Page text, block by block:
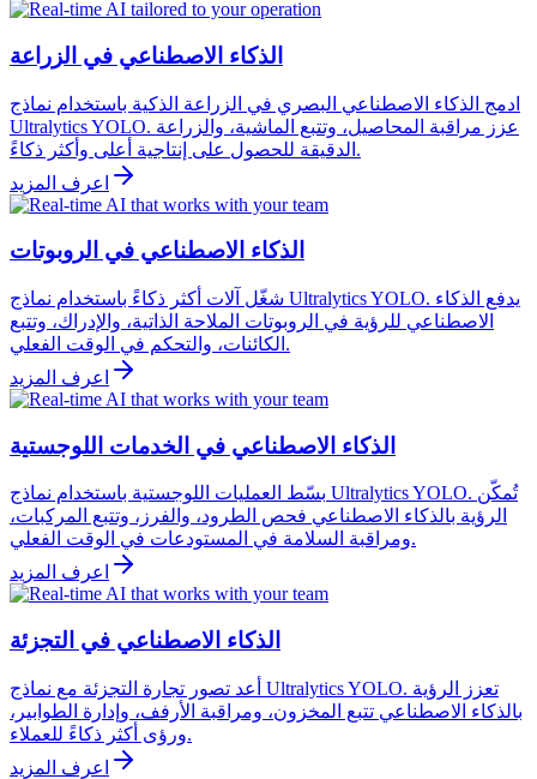
الذكاء الاصطناعي في الزراعة
ادمج الذكاء الاصطناعي البصري في الزراعة الذكية باستخدام نماذج
Ultralytics YOLO. عزز مراقبة المحاصيل، وتتبع الماشية، والزراعة
الدقيقة للحصول على إنتاجية أعلى وأكثر ذكاءً.
اعرف المزيد
الذكاء الاصطناعي في الروبوتات
شغّل آلات أكثر ذكاءً باستخدام نماذج Ultralytics YOLO. يدفع الذكاء
الاصطناعي للرؤية في الروبوتات الملاحة الذاتية، والإدراك، وتتبع
الكائنات، والتحكم في الوقت الفعلي.
اعرف المزيد
الذكاء الاصطناعي في الخدمات اللوجستية
بسّط العمليات اللوجستية باستخدام نماذج Ultralytics YOLO. تُمكّن
الرؤية بالذكاء الاصطناعي فحص الطرود، والفرز، وتتبع المركبات،
ومراقبة السلامة في المستودعات في الوقت الفعلي.
اعرف المزيد
الذكاء الاصطناعي في التجزئة
أعد تصور تجارة التجزئة مع نماذج Ultralytics YOLO. تعزز الرؤية
بالذكاء الاصطناعي تتبع المخزون، ومراقبة الأرفف، وإدارة الطوابير،
ورؤى أكثر ذكاءً للعملاء.
اعرف المزيد